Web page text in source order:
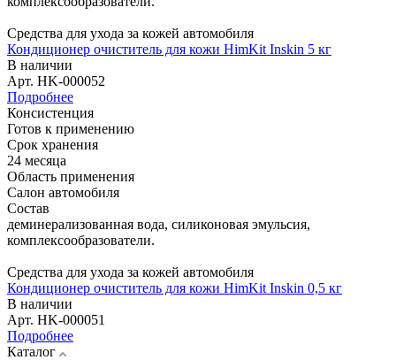
Средства для ухода за кожей автомобиля
Кондиционер очиститель для кожи HimKit Inskin 5 кг
В наличии
Арт. HK-000052
Подробнее
Консистенция
Готов к применению
Срок хранения
24 месяца
Область применения
Салон автомобиля
Состав
деминерализованная вода, силиконовая эмульсия,
комплексообразователи.
Средства для ухода за кожей автомобиля
Кондиционер очиститель для кожи HimKit Inskin 0,5 кг
В наличии
Арт. HK-000051
Подробнее
Каталог